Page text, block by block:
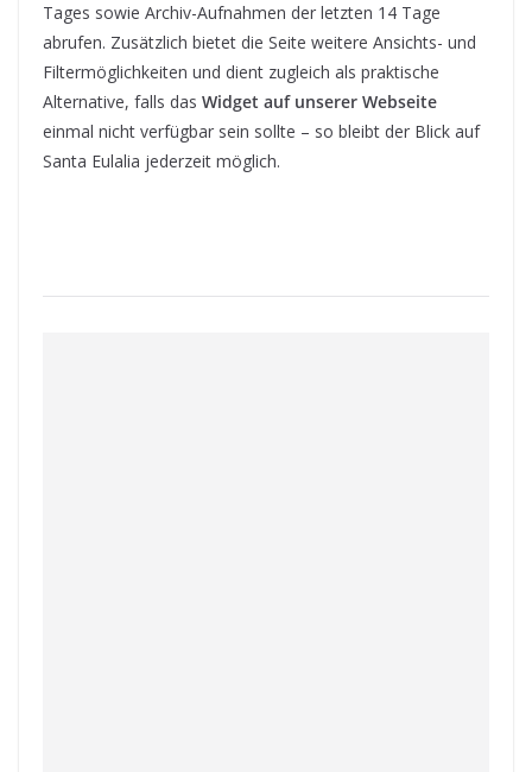
Tages sowie Archiv-Aufnahmen der letzten 14 Tage
abrufen. Zusätzlich bietet die Seite weitere Ansichts- und
Filtermöglichkeiten und dient zugleich als praktische
Alternative, falls das Widget auf unserer Webseite
einmal nicht verfügbar sein sollte – so bleibt der Blick auf
Santa Eulalia jederzeit möglich.